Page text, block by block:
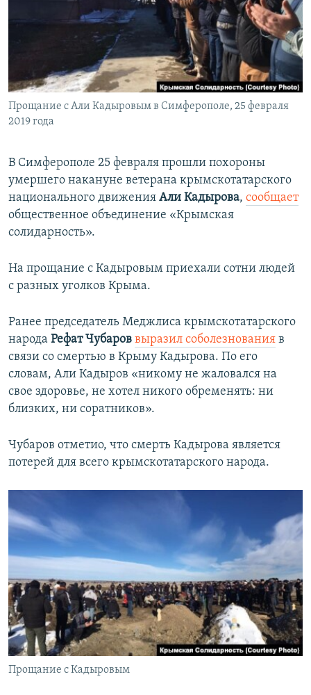
ПОБЕДИТЕЛЕЙ НЕ СУДЯТ?
КРЫМ.НЕПОКОРЕННЫЙ
УКРАИНСКАЯ ПРОБЛЕМА КРЫМА
ПРИСОЕДИНЯЙТЕСЬ!
Все сайты RFE/RL
Прощание с Али Кадыровым в Симферополе, 25 февраля
2019 года
В Симферополе 25 февраля прошли похороны
умершего накануне ветерана крымскотатарского
национального движения Али Кадырова, сообщает
общественное объединение «Крымская
солидарность».
На прощание с Кадыровым приехали сотни людей
с разных уголков Крыма.
Ранее председатель Меджлиса крымскотатарского
народа Рефат Чубаров выразил соболезнования в
связи со смертью в Крыму Кадырова. По его
словам, Али Кадыров «никому не жаловался на
свое здоровье, не хотел никого обременять: ни
близких, ни соратников».
Чубаров отметио, что смерть Кадырова является
потерей для всего крымскотатарского народа.
Прощание с Кадыровым